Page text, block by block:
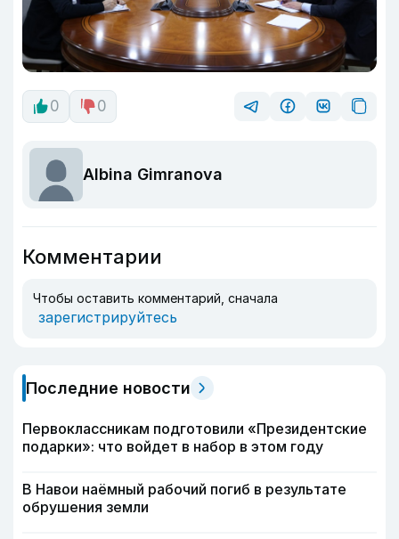
0 0
Albina Gimranova
Комментарии
Чтобы оставить комментарий, сначала
зарегистрируйтесь
Последние новости
Первоклассникам подготовили «Президентские
подарки»: что войдет в набор в этом году
В Навои наёмный рабочий погиб в результате
обрушения земли